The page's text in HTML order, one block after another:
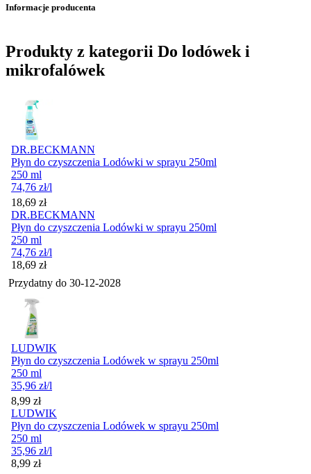
Informacje producenta
Produkty z kategorii Do lodówek i
mikrofalówek
DR.BECKMANN
Płyn do czyszczenia Lodówki w sprayu 250ml
250 ml
74,76 zł/l
Cena
18,69 zł
DR.BECKMANN
Płyn do czyszczenia Lodówki w sprayu 250ml
250 ml
74,76 zł/l
Cena
18,69 zł
Przydatny do 30-12-2028
LUDWIK
Płyn do czyszczenia Lodówek w sprayu 250ml
250 ml
35,96 zł/l
Cena
8,99 zł
LUDWIK
Płyn do czyszczenia Lodówek w sprayu 250ml
250 ml
35,96 zł/l
Cena
8,99 zł